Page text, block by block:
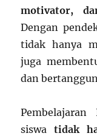
motivator,
Dengan
tidak hanya
juga
dan
siswatidak